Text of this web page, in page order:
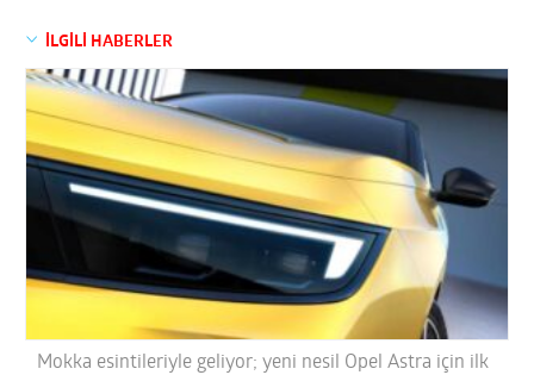
İLGİLİ HABERLER
Mokka esintileriyle geliyor; yeni nesil Opel Astra için ilk